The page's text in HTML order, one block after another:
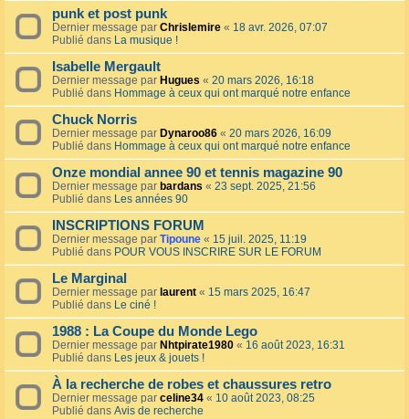
punk et post punk
Dernier message par Chrislemire « 18 avr. 2026, 07:07
Publié dans La musique !
Isabelle Mergault
Dernier message par Hugues « 20 mars 2026, 16:18
Publié dans Hommage à ceux qui ont marqué notre enfance
Chuck Norris
Dernier message par Dynaroo86 « 20 mars 2026, 16:09
Publié dans Hommage à ceux qui ont marqué notre enfance
Onze mondial annee 90 et tennis magazine 90
Dernier message par bardans « 23 sept. 2025, 21:56
Publié dans Les années 90
INSCRIPTIONS FORUM
Dernier message par Tipoune « 15 juil. 2025, 11:19
Publié dans POUR VOUS INSCRIRE SUR LE FORUM
Le Marginal
Dernier message par laurent « 15 mars 2025, 16:47
Publié dans Le ciné !
1988 : La Coupe du Monde Lego
Dernier message par Nhtpirate1980 « 16 août 2023, 16:31
Publié dans Les jeux & jouets !
À la recherche de robes et chaussures retro
Dernier message par celine34 « 10 août 2023, 08:25
Publié dans Avis de recherche